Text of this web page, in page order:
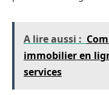
A lire aussi :
immobilier en
services